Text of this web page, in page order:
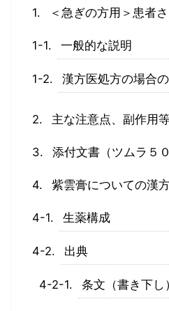
＜急ぎの方用＞患者
一般的な説明
漢方医処方の場合
主な注意点、副作用
添付文書（ツムラ５０
紫雲膏についての漢
生薬構成
出典
条文（書き下し